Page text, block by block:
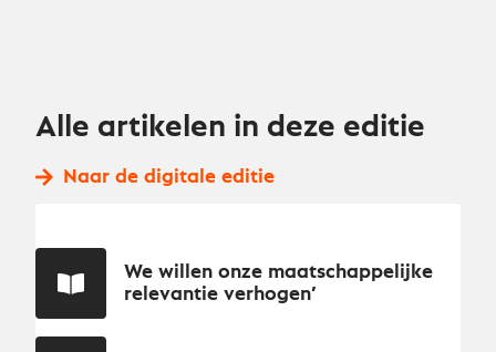
Alle artikelen in deze editie
Naar de digitale editie
We willen onze maatschappelijke
relevantie verhogen’